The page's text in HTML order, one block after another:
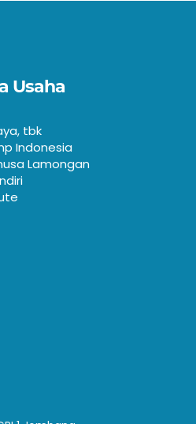
Usaha
tbk
Indonesia
Lamongan